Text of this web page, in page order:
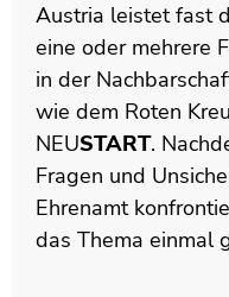
Austria leistet fast
eine oder mehrere
in der
wie dem Roten
NEUSTART.
Fragen und
Ehrenamt
das Thema einmal